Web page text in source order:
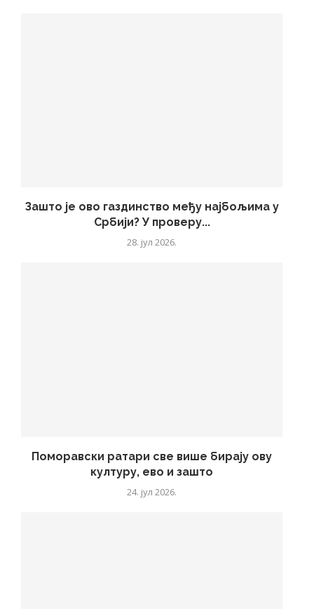
Зашто је ово газдинство међу најбољима у
Србији? У проверу...
28. јул 2026.
Поморавски ратари све више бирају ову
културу, ево и зашто
24. јул 2026.